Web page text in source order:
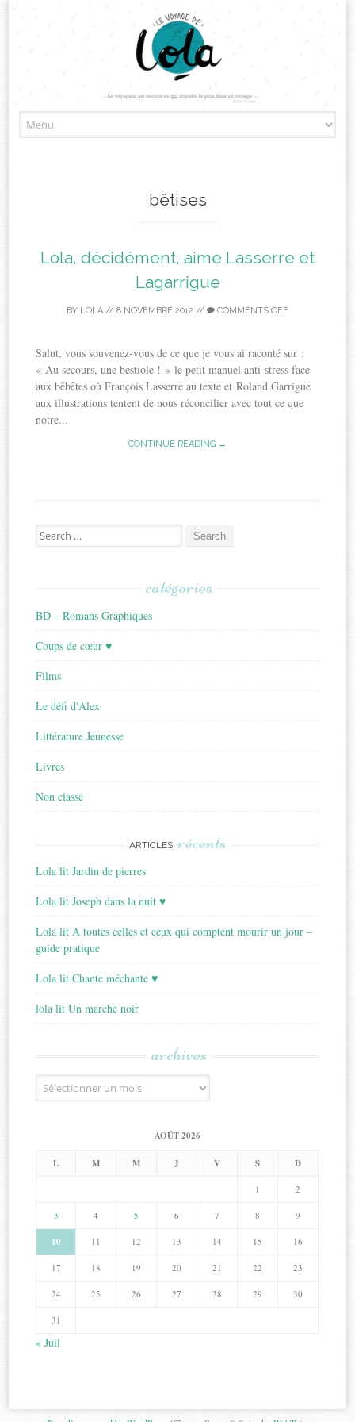
to
bêtises
Lola, décidément, aime Lasserre et
Lagarrigue
BY LOLA // 8 NOVEMBRE 2012 // COMMENTS OFF
Salut, vous souvenez-vous de ce que je vous ai raconté sur :
« Au secours, une bestiole ! » le petit manuel anti-stress face
aux bêbêtes où François Lasserre au texte et Roland Garrigue
aux illustrations tentent de nous réconcilier avec tout ce que
notre...
CONTINUE READING →
Search
for:
catégories
BD – Romans Graphiques
Coups de cœur ♥
Films
Le défi d'Alex
Littérature Jeunesse
Livres
Non classé
ARTICLES récents
Lola lit Jardin de pierres
Lola lit Joseph dans la nuit ♥
Lola lit A toutes celles et ceux qui comptent mourir un jour –
guide pratique
Lola lit Chante méchante ♥
lola lit Un marché noir
archives
Archives
AOÛT 2026
L M M J V S D
1 2
3 4 5 6 7 8 9
10 11 12 13 14 15 16
17 18 19 20 21 22 23
24 25 26 27 28 29 30
31
« Juil